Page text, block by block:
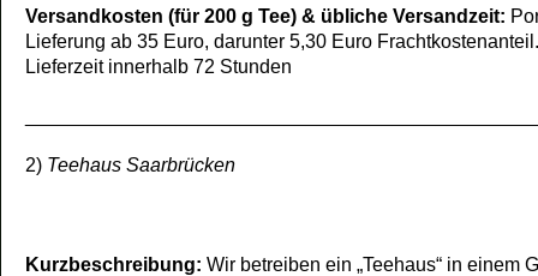
Versandkosten (für 200 g Tee) & übliche Versandzeit:
Lieferung ab 35 Euro, darunter 5,30 Euro Frachtkostenanteil.
Lieferzeit innerhalb 72 Stunden
2) Teehaus Saarbrücken
Kurzbeschreibung: Wir betreiben ein „Teehaus“ in einem